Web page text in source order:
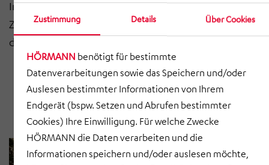
Zustimmung Details Über Cookies
HÖRMANN benötigt für bestimmte
Datenverarbeitungen sowie das Speichern und/oder
Auslesen bestimmter Informationen von Ihrem
Endgerät (bspw. Setzen und Abrufen bestimmter
Cookies) Ihre Einwilligung. Für welche Zwecke
HÖRMANN die Daten verarbeiten und die
Informationen speichern und/oder auslesen möchte,
Inneneinrichtung)ausgebaut. Füreinen barrierefreien
Zugang ins Gebäude
wurdeauf der süd-östlichen Seite
des Gebäudes eine Außenrampe neu errichtet.